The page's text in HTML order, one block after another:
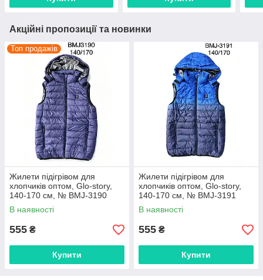
Акційні пропозиції та новинки
Топ продажів
Жилети підігрівом для
хлопчиків оптом, Glo-story,
140-170 см, № BMJ-3190
В наявності
555 ₴
Купити
Жилети підігрівом для
хлопчиків оптом, Glo-story,
140-170 см, № BMJ-3191
В наявності
555 ₴
Купити